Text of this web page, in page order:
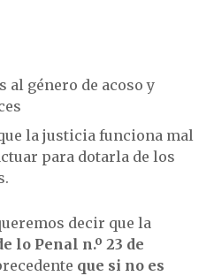
al género de acoso y
la justicia funciona mal
para dotarla de los
decir que la
lo Penal n.º 23 de
que si no es